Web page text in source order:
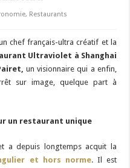
, Restaurants
chef français-ultra créatif et la
Ultraviolet à Shanghai
un visionnaire qui a enfin,
sur image, quelque part à
un restaurant unique
a depuis longtemps acquit la
et hors norme. Il est